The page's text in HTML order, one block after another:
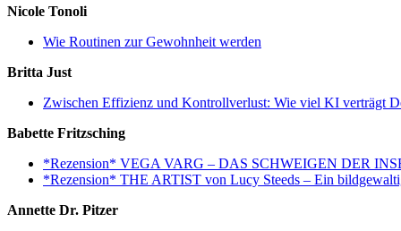
Nicole Tonoli
Wie Routinen zur Gewohnheit werden
Britta Just
Zwischen Effizienz und Kontrollverlust: Wie viel KI verträgt
Babette Fritzsching
*Rezension* VEGA VARG – DAS SCHWEIGEN DER
*Rezension* THE ARTIST von Lucy Steeds – Ein
Annette Dr. Pitzer